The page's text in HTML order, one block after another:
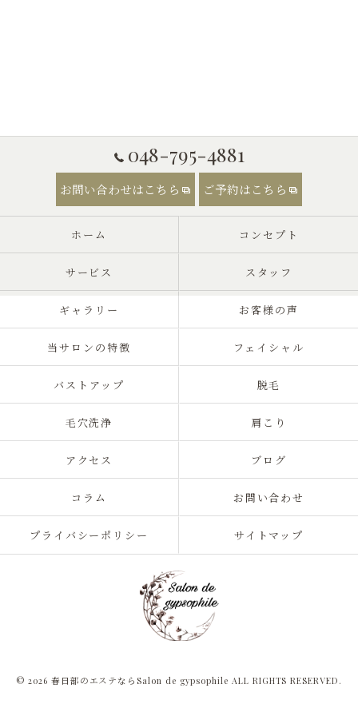
048-795-4881
お問い合わせはこちら ご予約はこちら
ホーム コンセプト
サービス スタッフ
ギャラリー お客様の声
当サロンの特徴 フェイシャル
バストアップ 脱毛
毛穴洗浄 肩こり
アクセス ブログ
コラム お問い合わせ
プライバシーポリシー サイトマップ
© 2026 春日部のエステならSalon de gypsophile ALL RIGHTS RESERVED.